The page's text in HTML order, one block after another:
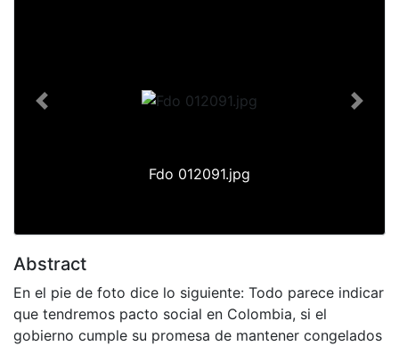
Fdo 012091.jpg
Previous Next
Abstract
En el pie de foto dice lo siguiente: Todo parece indicar
que tendremos pacto social en Colombia, si el
gobierno cumple su promesa de mantener congelados